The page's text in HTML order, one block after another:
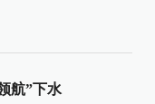
航”下水